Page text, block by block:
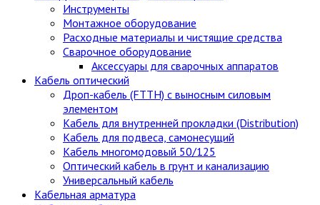
Инструменты
Монтажное оборудование
Расходные материалы и чистящие средства
Сварочное оборудование
Аксессуары для сварочных аппаратов
Кабель оптический
Дроп-кабель (FTTH) с выносным силовым
элементом
Кабель для внутренней прокладки (Distribution)
Кабель для подвеса, самонесущий
Кабель многомодовый 50/125
Оптический кабель в грунт и канализацию
Универсальный кабель
Кабельная арматура